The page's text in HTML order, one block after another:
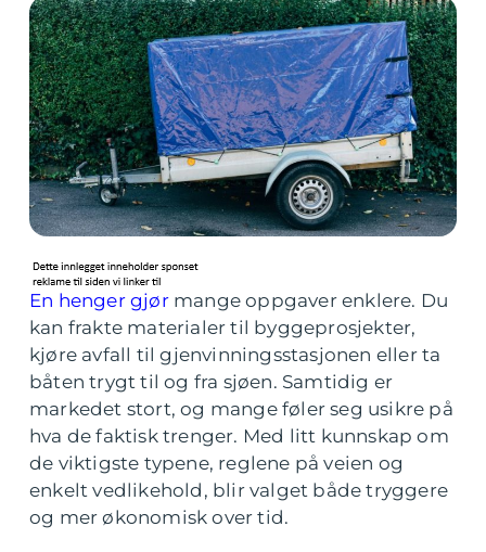
En henger gjørmange oppgaver enklere. Du
kan frakte materialer til byggeprosjekter,
kjøre avfall til gjenvinningsstasjonen eller ta
båten trygt til og fra sjøen. Samtidig er
markedet stort, og mange føler seg usikre på
hva de faktisk trenger. Med litt kunnskap om
de viktigste typene, reglene på veien og
enkelt vedlikehold, blir valget både tryggere
og mer økonomisk over tid.